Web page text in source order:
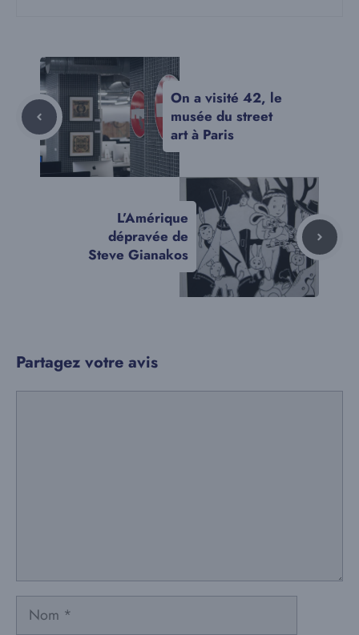
On a visité 42, le
musée du street
art à Paris
L’Amérique
dépravée de
Steve Gianakos
Partagez votre avis
Nom